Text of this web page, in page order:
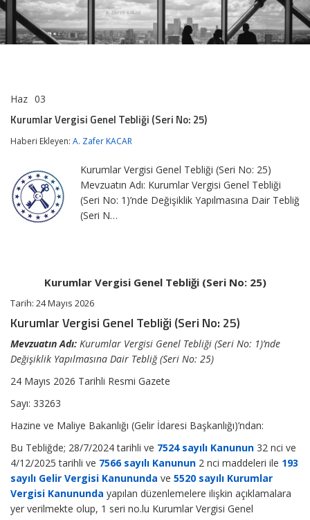
Haz 03
Genel
(Seri
için
Kurumlar Vergisi Genel Tebliği (Seri No: 25)
Haberi Ekleyen: A. Zafer KACAR
Kurumlar Vergisi Genel Tebliği (Seri No: 25)
Mevzuatın Adı: Kurumlar Vergisi Genel Tebliği
(Seri No: 1)’nde Değişiklik Yapılmasına Dair Tebliğ
(Seri N…
Kurumlar Vergisi Genel Tebliği (Seri No: 25)
Tarih: 24 Mayıs 2026
Kurumlar Vergisi Genel Tebliği (Seri No: 25)
Mevzuatın Adı: Kurumlar Vergisi Genel Tebliği (Seri No: 1)’nde
Değişiklik Yapılmasına Dair Tebliğ (Seri No: 25)
24 Mayıs 2026 Tarihli Resmi Gazete
Sayı: 33263
Hazine ve Maliye Bakanlığı (Gelir İdaresi Başkanlığı)’ndan:
Bu Tebliğde; 28/7/2024 tarihli ve 7524 sayılı Kanunun 32 nci ve
4/12/2025 tarihli ve 7566 sayılı Kanunun 2 nci maddeleri ile 193
sayılı Gelir Vergisi Kanununda ve 5520 sayılı Kurumlar
Vergisi Kanununda yapılan düzenlemelere ilişkin açıklamalara
yer verilmekte olup, 1 seri no.lu Kurumlar Vergisi Genel